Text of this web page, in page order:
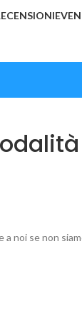
noi se non